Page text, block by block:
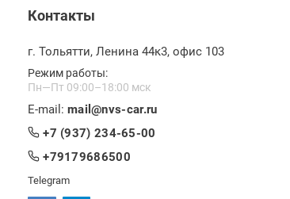
Контакты
г. Тольятти, Ленина 44к3, офис 103
Режим работы:
Пн—Пт 09:00–18:00 мск
E-mail: mail@nvs-car.ru
+7 (937) 234-65-00
+79179686500
Telegram